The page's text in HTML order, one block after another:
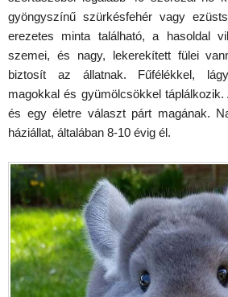
gyöngyszínű szürkésfehér vagy
erezetes minta található, a hasoldal
szemei, és nagy, lekerekített fülei
biztosít az állatnak. Fűfélékkel,
magokkal és gyümölcsökkel
és egy életre választ párt magának.
háziállat, általában 8-10 évig él.